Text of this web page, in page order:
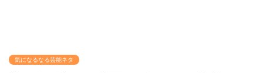
気になるなる芸能ネタ